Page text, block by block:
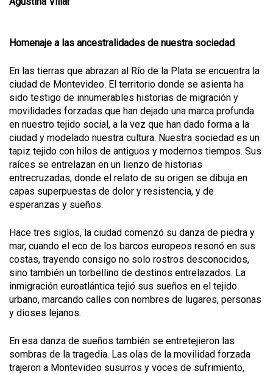
Homenaje a las ancestralidades de nuestra sociedad
En las tierras que abrazan al Río de la Plata se encuentra la
ciudad de Montevideo. El territorio donde se asienta ha
sido testigo de innumerables historias de migración y
movilidades forzadas que han dejado una marca profunda
en nuestro tejido social, a la vez que han dado forma a la
ciudad y modelado nuestra cultura. Nuestra sociedad es un
tapiz tejido con hilos de antiguos y modernos tiempos. Sus
raíces se entrelazan en un lienzo de historias
entrecruzadas, donde el relato de su origen se dibuja en
capas superpuestas de dolor y resistencia, y de
esperanzas y sueños.
Hace tres siglos, la ciudad comenzó su danza de piedra y
mar, cuando el eco de los barcos europeos resonó en sus
costas, trayendo consigo no solo rostros desconocidos,
sino también un torbellino de destinos entrelazados. La
inmigración euroatlántica tejió sus sueños en el tejido
urbano, marcando calles con nombres de lugares, personas
y dioses lejanos.
En esa danza de sueños también se entretejieron las
sombras de la tragedia. Las olas de la movilidad forzada
trajeron a Montevideo susurros y voces de sufrimiento,